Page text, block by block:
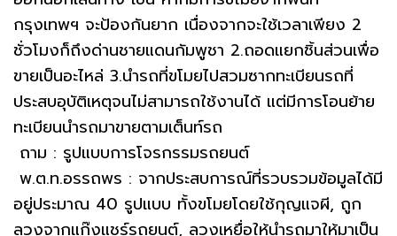
กรุงเทพฯ จะป้องกันยาก เนื่องจากจะใช้เวลาเพียง 2
ชั่วโมงก็ถึงด่านชายแดนกัมพูชา 2.ถอดแยกชิ้นส่วนเพื่อ
ขายเป็นอะไหล่ 3.นำรถที่ขโมยไปสวมซากทะเบียนรถที่
ประสบอุบัติเหตุจนไม่สามารถใช้งานได้ แต่มีการโอนย้าย
ทะเบียนนำรถมาขายตามเต็นท์รถ
ถาม : รูปแบบการโจรกรรมรถยนต์
พ.ต.ท.อรรถพร : จากประสบการณ์ที่รวบรวมข้อมูลได้มี
อยู่ประมาณ 40 รูปแบบ ทั้งขโมยโดยใช้กุญแจผี, ถูก
ลวงจากแก๊งแชร์รถยนต์, ลวงเหยื่อให้นำรถมาให้มาเป็น